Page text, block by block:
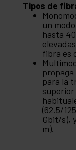
Tipos de
un
hasta
fibra es
para la
superior
(62.5/
Gbit/s),
m).